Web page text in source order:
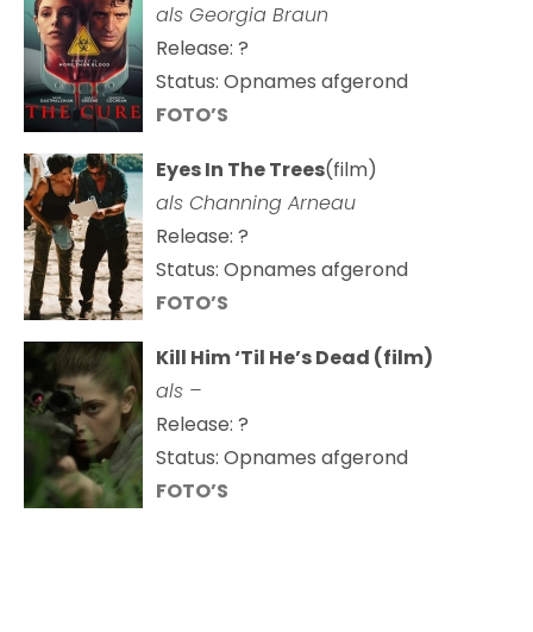
als Georgia Braun
Release: ?
Status: Opnames afgerond
FOTO’S
Eyes In The Trees(film)
als Channing Arneau
Release: ?
Status: Opnames afgerond
FOTO’S
Kill Him ‘Til He’s Dead (film)
als –
Release: ?
Status: Opnames afgerond
FOTO’S